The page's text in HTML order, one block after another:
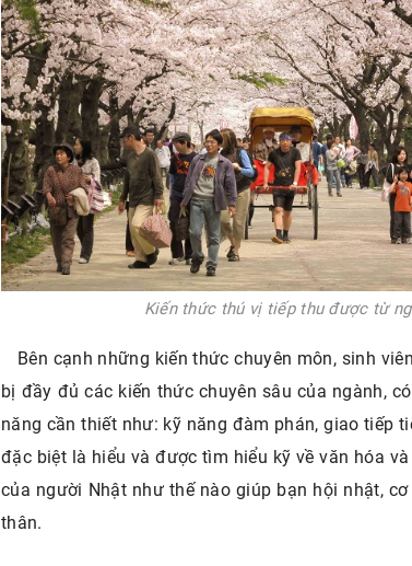
Kiến thức thú vị tiếp thu được từ
Bên cạnh những kiến thức chuyên môn, sinh
bị đầy đủ các kiến thức chuyên sâu của ngành,
năng cần thiết như: kỹ năng đàm phán, giao tiếp
đặc biệt là hiểu và được tìm hiểu kỹ về văn hóa
của người Nhật như thế nào giúp bạn hội nhật,
thân.